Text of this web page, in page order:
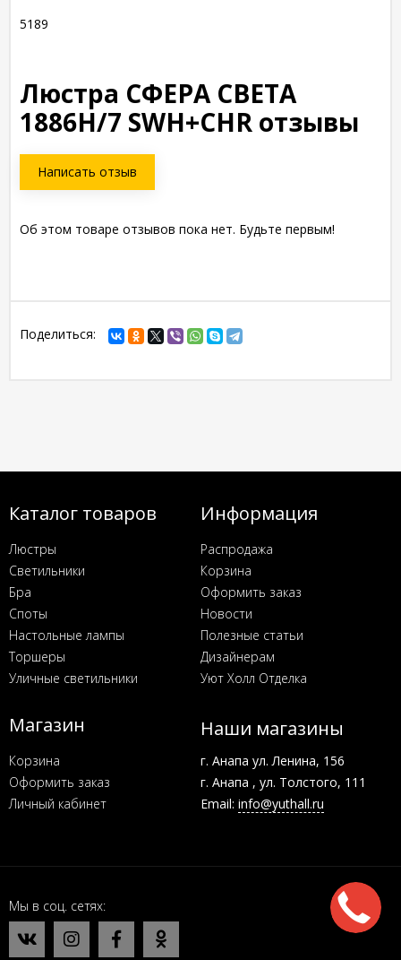
5189
Люстра СФЕРА СВЕТА
1886H/7 SWH+CHR отзывы
Написать отзыв
Об этом товаре отзывов пока нет. Будьте первым!
Поделиться:
Каталог товаров
Люстры
Светильники
Бра
Споты
Настольные лампы
Торшеры
Уличные светильники
Информация
Распродажа
Корзина
Оформить заказ
Новости
Полезные статьи
Дизайнерам
Уют Холл Отделка
Магазин
Корзина
Оформить заказ
Личный кабинет
Наши магазины
г. Анапа ул. Ленина, 156
г. Анапа , ул. Толстого, 111
Email: info@yuthall.ru
Мы в соц. сетях